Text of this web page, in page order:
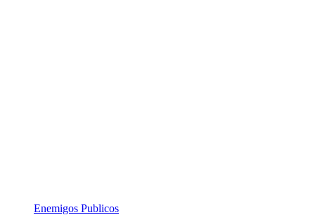
Enemigos Publicos